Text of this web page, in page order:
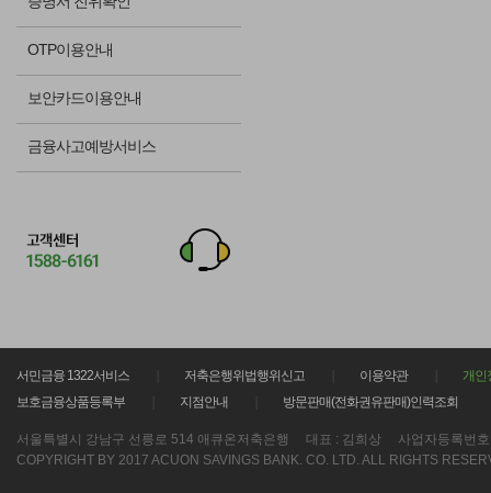
OTP이용안내
보안카드이용안내
금융사고예방서비스
서민금융 1322서비스 저축은행위법행위신고 이용약관
개인
보호금융상품등록부
지점안내 방문판매(전화권유판매)인력조회
서울특별시 강남구 선릉로 514 애큐온저축은행 대표 : 김희상 사업자등록번
COPYRIGHT BY 2017 ACUON SAVINGS BANK. CO. LTD. ALL RIGHTS